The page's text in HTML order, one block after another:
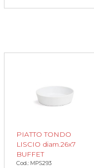
PIATTO TONDO
LISCIO diam.26x7
BUFFET
Cod.: MPS293